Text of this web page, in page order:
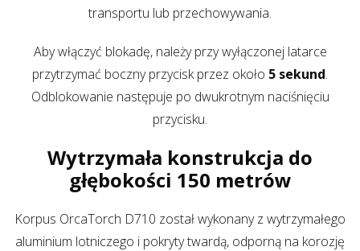
transportu lub przechowywania.
Aby włączyć blokadę, należy przy wyłączonej latarce
przytrzymać boczny przycisk przez około 5 sekund.
Odblokowanie następuje po dwukrotnym naciśnięciu
przycisku.
Wytrzymała konstrukcja do
głębokości 150 metrów
Korpus OrcaTorch D710 został wykonany z wytrzymałego
aluminium lotniczego i pokryty twardą, odporną na korozję